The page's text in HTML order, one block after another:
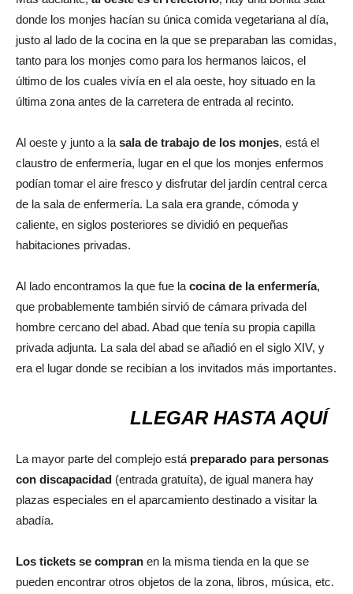
donde los monjes hacían su única comida vegetariana al día,
justo al lado de la cocina en la que se preparaban las comidas,
tanto para los monjes como para los hermanos laicos, el
último de los cuales vivía en el ala oeste, hoy situado en la
última zona antes de la carretera de entrada al recinto.
Al oeste y junto a la sala de trabajo de los monjes, está el
claustro de enfermería, lugar en el que los monjes enfermos
podían tomar el aire fresco y disfrutar del jardín central cerca
de la sala de enfermería. La sala era grande, cómoda y
caliente, en siglos posteriores se dividió en pequeñas
habitaciones privadas.
Al lado encontramos la que fue la cocina de la enfermería,
que probablemente también sirvió de cámara privada del
hombre cercano del abad. Abad que tenía su propia capilla
privada adjunta. La sala del abad se añadió en el siglo XIV, y
era el lugar donde se recibían a los invitados más importantes.
LLEGAR HASTA AQUÍ
La mayor parte del complejo está preparado para personas
con discapacidad (entrada gratuíta), de igual manera hay
plazas especiales en el aparcamiento destinado a visitar la
abadía.
Los tickets se compran en la misma tienda en la que se
pueden encontrar otros objetos de la zona, libros, música, etc.